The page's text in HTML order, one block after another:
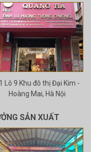
Lô 9 Khu đô thị Đại Kim -
Hoàng Mai, Hà Nội
SẢN XUẤT